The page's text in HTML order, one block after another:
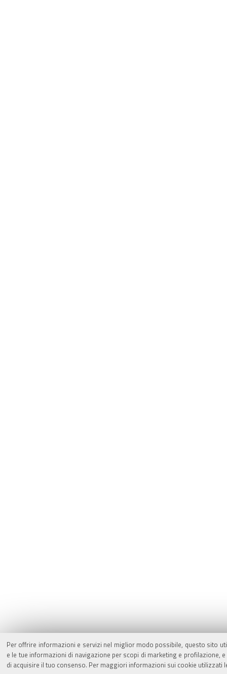
Per offrire informazioni e servizi nel miglior modo possibile, questo sito
e le tue informazioni di navigazione per scopi di marketing e
di acquisire il tuo consenso. Per maggiori informazioni sui cookie utilizzati